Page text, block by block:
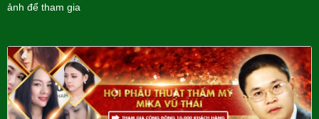
ảnh để tham gia